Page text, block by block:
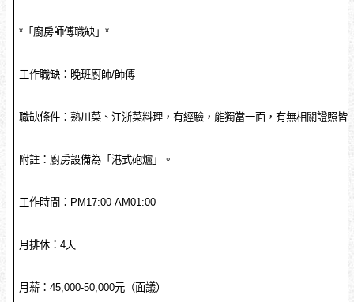
*「廚房師傅職缺」*
工作職缺：晚班廚師/師傅
職缺條件：熟川菜、江浙菜料理，有經驗，能獨當一面，有無相關證照皆
附註：廚房設備為「港式砲爐」。
工作時間：PM17:00-AM01:00
月排休：4天
月薪：45,000-50,000元（面議）